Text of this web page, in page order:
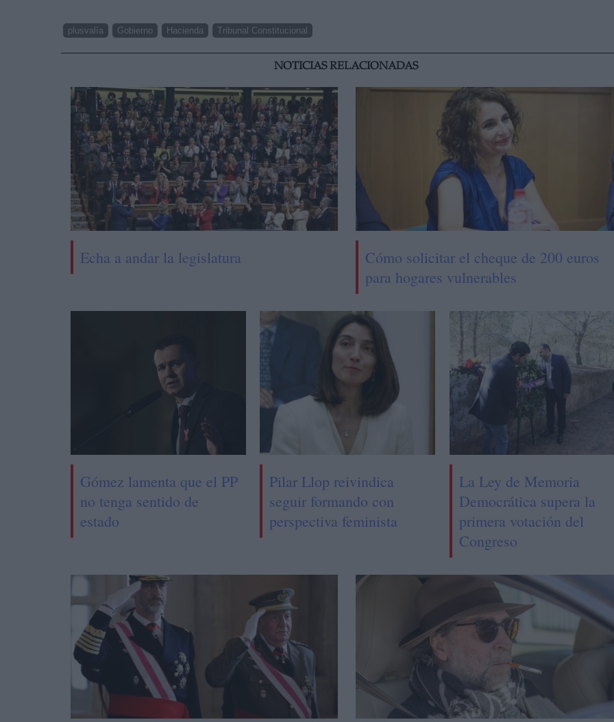
plusvalía Gobierno Hacienda Tribunal Constitucional
NOTICIAS RELACIONADAS
Echa a andar la legislatura
Cómo solicitar el cheque de 200 euros
para hogares vulnerables
Gómez lamenta que el PP
no tenga sentido de
estado
Pilar Llop reivindica
seguir formando con
perspectiva feminista
La Ley de Memoria
Democrática supera la
primera votación del
Congreso